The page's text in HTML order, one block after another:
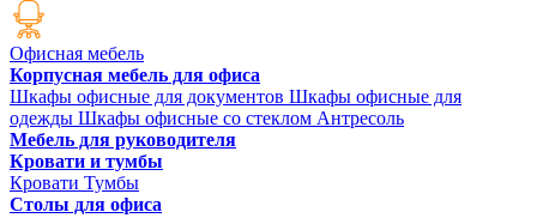
Офисная мебель
Корпусная мебель для офиса
Шкафы офисные для документов Шкафы офисные для
одежды Шкафы офисные со стеклом Антресоль
Мебель для руководителя
Кровати и тумбы
Кровати Тумбы
Столы для офиса